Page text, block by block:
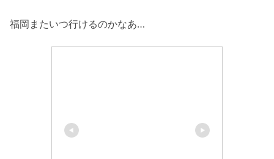
福岡またいつ行けるのかなあ…